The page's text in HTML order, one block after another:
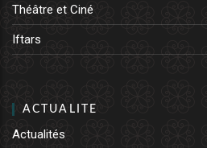
Théâtre et Ciné
Iftars
ACTUALITE
Actualités